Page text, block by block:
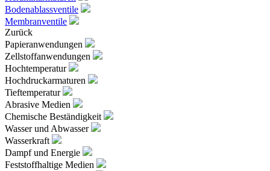
Bodenablassventile
Membranventile
Zurück
Papieranwendungen
Zellstoffanwendungen
Hochtemperatur
Hochdruckarmaturen
Tieftemperatur
Abrasive Medien
Chemische Beständigkeit
Wasser und Abwasser
Wasserkraft
Dampf und Energie
Feststoffhaltige Medien